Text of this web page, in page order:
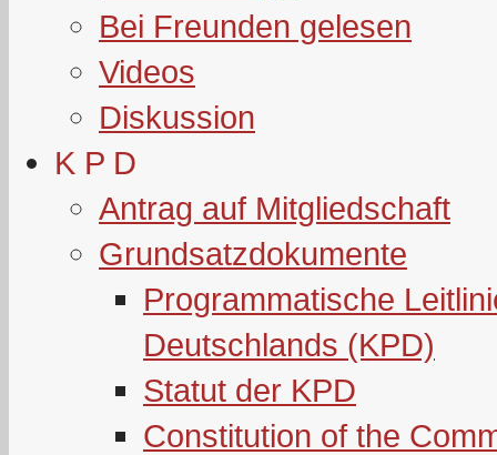
Bei Freunden gelesen
Videos
Diskussion
K P D
Antrag auf Mitgliedschaft
Grundsatzdokumente
Programmatische
Deutschlands (KPD)
Statut der KPD
Constitution of the